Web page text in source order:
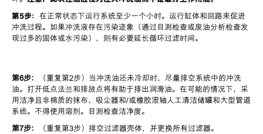
第5步： 在正常状态下运行系统至少一个小时。运行缸体和回路来促进
冲洗过程。如果冲洗液存在污染迹象（通过目测检查或废油分析检查发
现过多的固体或水污染），则有必要延长循环过滤时间。
第6步： （重复第2步）当冲洗油还未冷却时，尽量排空系统中的冲洗
油。打开低点法兰和排放点将有助于排出润滑油。在可能的情况下，采
用洁净且非棉质的抹布、吸尘器和/或橡胶滚轴人工清洁储罐和大型管道
系统。不得使用溶剂。目测检查洁净度。
第7步： （重复第3步）排空过滤器壳体，并更换所有过滤器。